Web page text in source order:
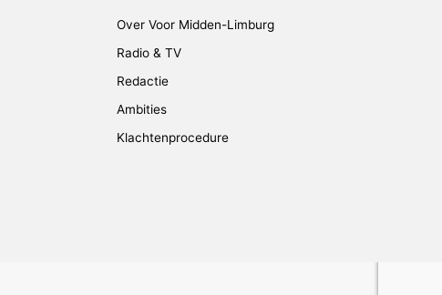
Over Voor Midden-Limburg
Radio & TV
Redactie
Ambities
Klachtenprocedure